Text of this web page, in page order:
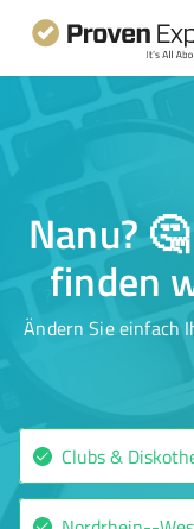
Nanu?
finden
Ändern Sie einfach